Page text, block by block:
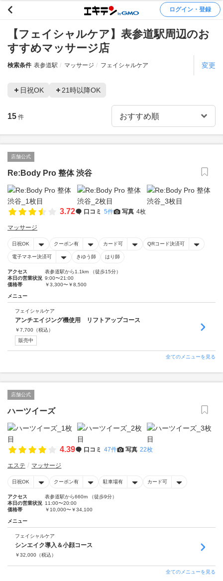
ログイン・登録
【フェイシャルケア】表参道駅周辺のお
すすめマッサージ店
検索条件 表参道駅 マッサージ フェイシャルケア 変更
日祝OK 21時以降OK
15 件
店舗公式
Re:Body Pro 整体 渋谷
3.72 口コミ 5件 写真 4枚
マッサージ
日祝OK クーポン有 カード可 QRコード決済可
電子マネー決済可 きゆう師 はり師
アクセス
表参道駅から1.1km （徒歩15分）
本日の営業状況 9:00〜21:00
価格帯
￥3,300〜￥8,500
メニュー
フェイシャルケア
アンチエイジング機使用 リフトアップコース
￥7,700 （税込）
販売中
全てのメニューを見る
店舗公式
ハーツイーズ
4.39 口コミ 47件 写真 22枚
エステ マッサージ
日祝OK クーポン有 駐車場有 カード可
アクセス
表参道駅から660m （徒歩9分）
本日の営業状況 11:00〜20:00
価格帯
￥10,000〜￥34,100
メニュー
フェイシャルケア
シンエイク導入＆小顔コース
￥32,000 （税込）
全てのメニューを見る